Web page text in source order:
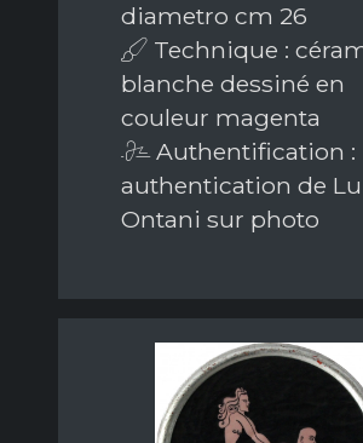
diametro cm 26
Technique :
blanche dessiné en
couleur magenta
Authentification :
authentication de
Ontani sur photo